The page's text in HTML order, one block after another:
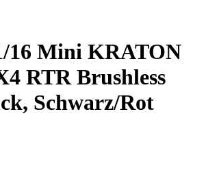
16 Mini KRATON
RTR Brushless
Schwarz/Rot